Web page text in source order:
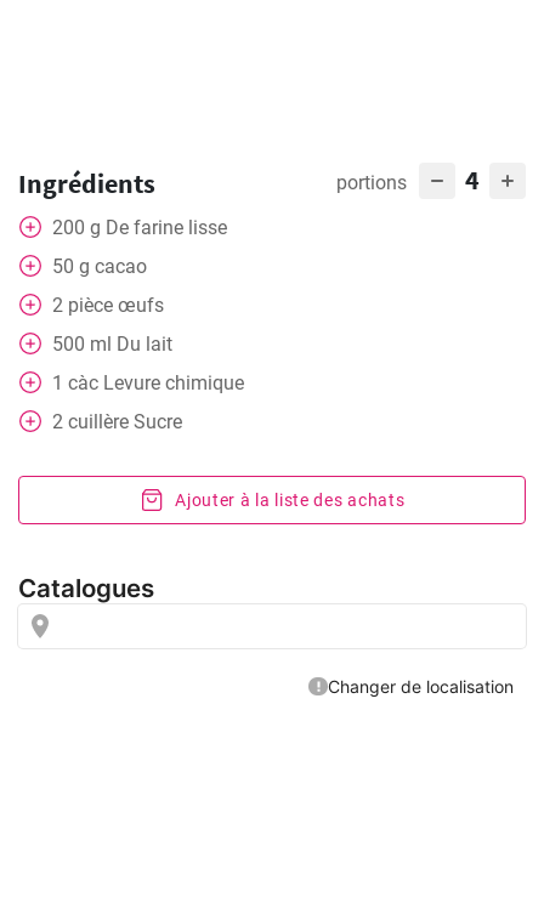
Ingrédients portions 4
200 g De farine lisse
50 g cacao
2 pièce œufs
500 ml Du lait
1 càc Levure chimique
2 cuillère Sucre
Ajouter à la liste des achats